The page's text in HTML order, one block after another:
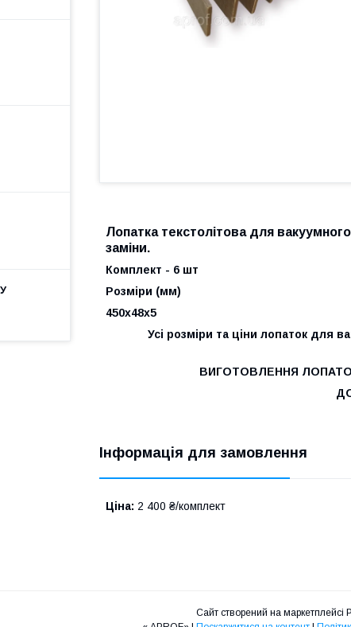
Лопатка текстолітова для
заміни.
Комплект - 6 шт
Розміри (мм)
450х48х5
Усі розміри та ціни лопаток для
ВИГОТОВЛЕННЯ
Інформація для замовлення
Ціна: 2 400 ₴/комплект
Сайт створений на маркетплейсі